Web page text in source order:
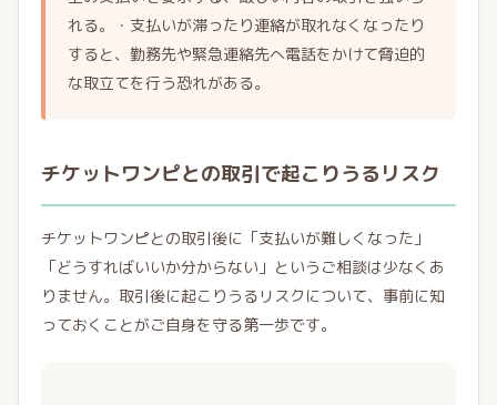
れる。・支払いが滞ったり連絡が取れなくなったり
すると、勤務先や緊急連絡先へ電話をかけて脅迫的
な取立てを行う恐れがある。
チケットワンピとの取引で起こりうるリスク
チケットワンピとの取引後に「支払いが難しくなった」
「どうすればいいか分からない」というご相談は少なくあ
りません。取引後に起こりうるリスクについて、事前に知
っておくことがご自身を守る第一歩です。